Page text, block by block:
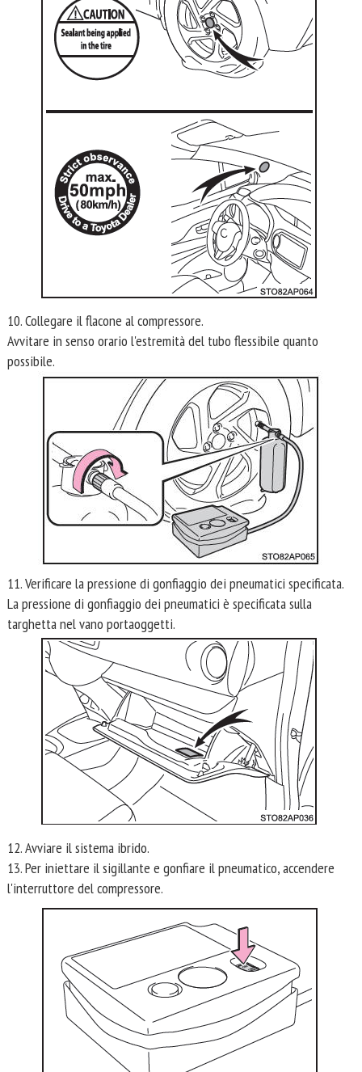
10. Collegare il flacone al compressore.
Avvitare in senso orario l'estremità del tubo flessibile quanto
possibile.
11. Verificare la pressione di gonfiaggio dei pneumatici specificata.
La pressione di gonfiaggio dei pneumatici è specificata sulla
targhetta nel vano portaoggetti.
12. Avviare il sistema ibrido.
13. Per iniettare il sigillante e gonfiare il pneumatico, accendere
l'interruttore del compressore.